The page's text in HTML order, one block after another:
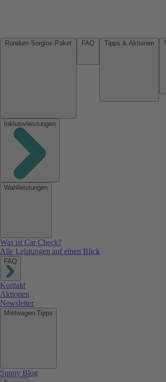
Inklusivleistungen
Wahlleistungen
Was ist Car Check?
Alle Leistungen auf einen Blick
FAQ
Kontakt
Aktionen
Newsletter
Mietwagen-Tipps
Sunny Blog